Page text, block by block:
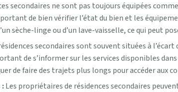
secondaires ne sont pas toujours équipées
de bien vérifier l’état du bien et les
sèche-linge ou d’un lave-vaisselle, ce qui peut
secondaires sont souvent situées à
de s’informer sur les services disponibles
de faire des trajets plus longs pour accéder aux
Les propriétaires de résidences secondaires